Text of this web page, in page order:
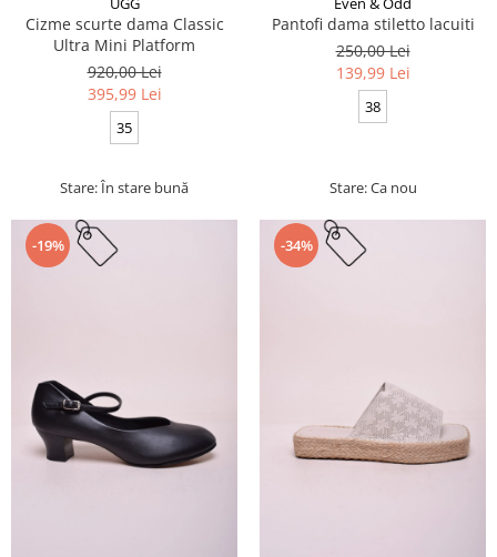
Cizme scurte dama Classic
Ultra Mini Platform
920,00 Lei
395,99 Lei
35
Stare: În stare bună
Pantofi dama stiletto lacuiti
250,00 Lei
139,99 Lei
38
Stare: Ca nou
-19% -34%